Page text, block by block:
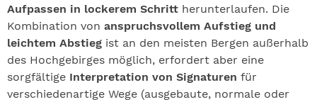
Aufpassen in lockerem Schritt herunterlaufen. Die
Kombination von anspruchsvollem Aufstieg und
leichtem Abstieg ist an den meisten Bergen außerhalb
des Hochgebirges möglich, erfordert aber eine
sorgfältige Interpretation von Signaturen für
verschiedenartige Wege (ausgebaute, normale oder